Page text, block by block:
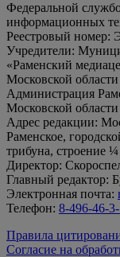
Федеральной
информационных
Реестровый номер:
Учредители:
«Раменский
Московской области
Администрация
Московской области
Адрес редакции:
Раменское,
трибуна, строение ¼
Директор:
Главный редактор:
Электронная почта:
Телефон: 8-496-46-
Правила
Согласие на